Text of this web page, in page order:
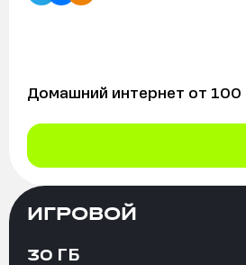
Домашний интернет от 100
ИГРОВОЙ
30 ГБ